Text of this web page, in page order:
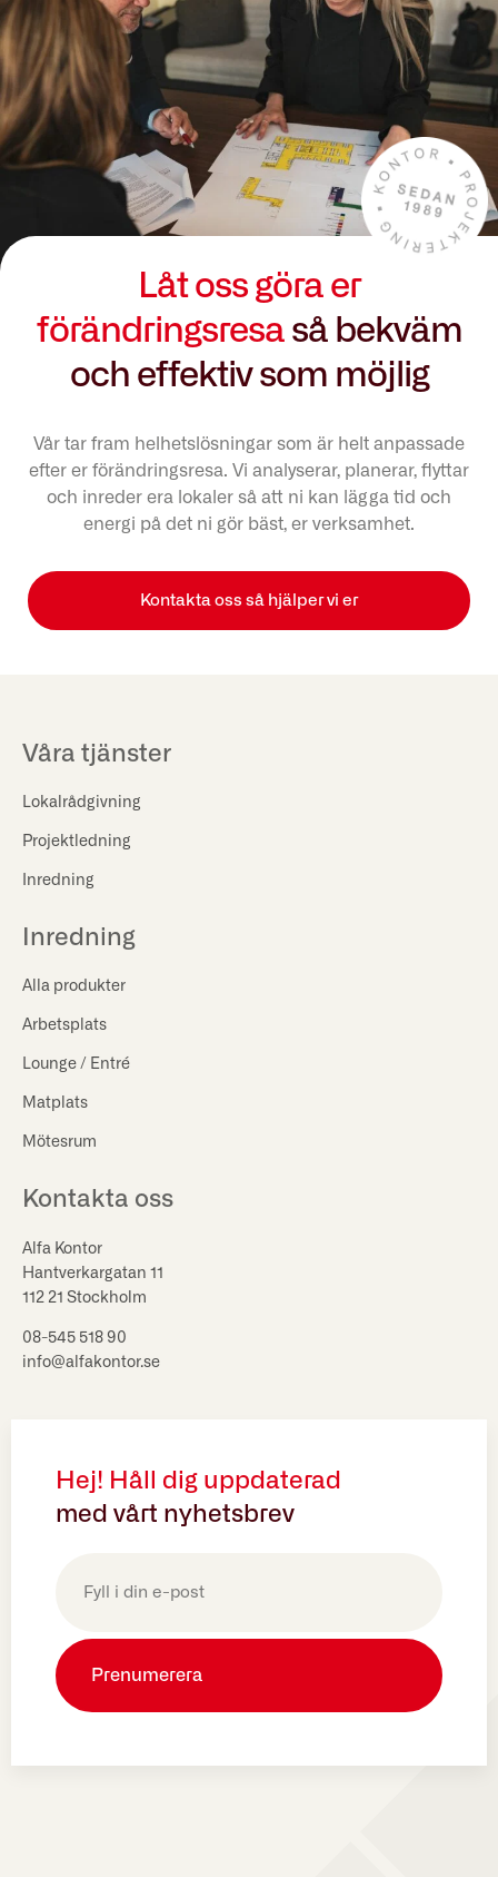
Låt oss göra er
förändringsresa så bekväm
och effektiv som möjlig
Vår tar fram helhetslösningar som är helt anpassade
efter er förändringsresa. Vi analyserar, planerar, flyttar
och inreder era lokaler så att ni kan lägga tid och
energi på det ni gör bäst, er verksamhet.
Kontakta oss så hjälper vi er
Våra tjänster
Lokalrådgivning
Projektledning
Inredning
Inredning
Alla produkter
Arbetsplats
Lounge / Entré
Matplats
Mötesrum
Kontakta oss
Alfa Kontor
Hantverkargatan 11
112 21 Stockholm
08-545 518 90
info@alfakontor.se
Hej! Håll dig uppdaterad
med vårt nyhetsbrev
(Obligatoriskt)